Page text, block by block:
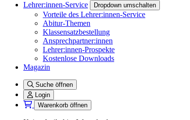
Lehrer:innen-Service
Dropdown umschalten
Vorteile des Lehrer:innen-Service
Abitur-Themen
Klassensatzbestellung
Ansprechpartner:innen
Lehrer:innen-Prospekte
Kostenlose Downloads
Magazin
Suche öffnen
Login
Warenkorb öffnen